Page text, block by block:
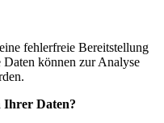
fehlerfreie Bereitstellung
Daten können zur Analyse
Ihrer Daten?